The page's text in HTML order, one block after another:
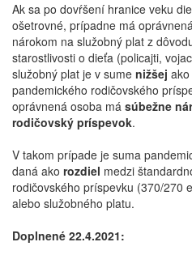
Ak sa po dovŕšení hranice veku
ošetrovné, prípadne má
nárokom na služobný plat z
starostlivosti o dieťa (policajti,
služobný plat je v sume nižšej
pandemického rodičovského
oprávnená osoba má súbežne
rodičovský príspevok.
V takom prípade je suma
daná ako rozdiel medzi
rodičovského príspevku (370/270
alebo služobného platu.
Doplnené 22.4.2021: